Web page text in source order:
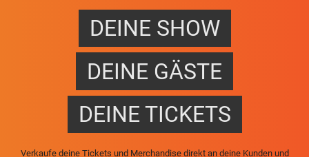
DEINE SHOW
DEINE GÄSTE
DEINE TICKETS
Verkaufe deine Tickets und Merchandise direkt an deine Kunden und